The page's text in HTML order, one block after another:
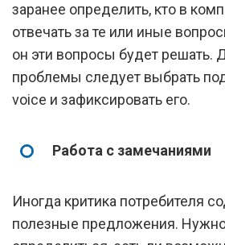
заранее определить, кто в
отвечать за те или иные
он эти вопросы будет решать.
проблемы следует выбрать
voice и зафиксировать его.
Работа с замечаниями
Иногда критика потребителя
полезные предложения.